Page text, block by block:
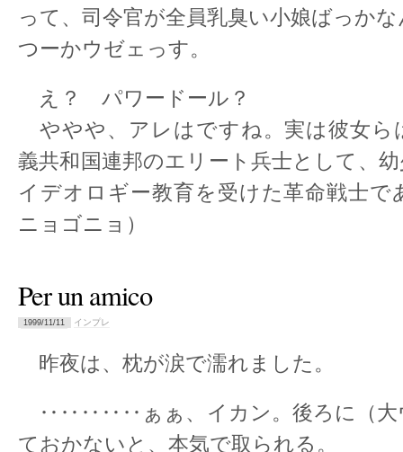
って、司令官が全員乳臭い小娘ばっか
つーかウゼェっす。
え？ パワードール？
ややや、アレはですね。実は彼女ら
義共和国連邦のエリート兵士として、
イデオロギー教育を受けた革命戦士で
ニョゴニョ）
Per un amico
1999/11/11 インプレ
昨夜は、枕が涙で濡れました。
‥‥‥‥‥ぁぁ、イカン。後ろに（大
ておかないと、本気で取られる。